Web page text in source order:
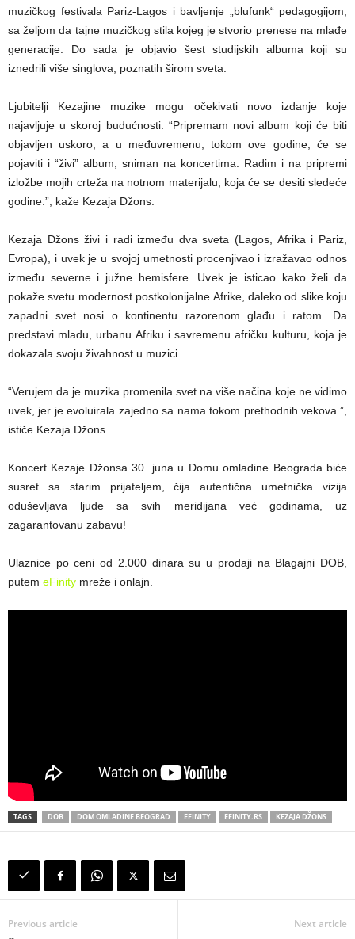
muzičkog festivala Pariz-Lagos i bavljenje „blufunk“ pedagogijom,
sa željom da tajne muzičkog stila kojeg je stvorio prenese na mlađe
generacije. Do sada je objavio šest studijskih albuma koji su
iznedrili više singlova, poznatih širom sveta.
Ljubitelji Kezajine muzike mogu očekivati novo izdanje koje
najavljuje u skoroj budućnosti: “Pripremam novi album koji će biti
objavljen uskoro, a u međuvremenu, tokom ove godine, će se
pojaviti i “živi” album, sniman na koncertima. Radim i na pripremi
izložbe mojih crteža na notnom materijalu, koja će se desiti sledeće
godine.”, kaže Kezaja Džons.
Kezaja Džons živi i radi između dva sveta (Lagos, Afrika i Pariz,
Evropa), i uvek je u svojoj umetnosti procenjivao i izražavao odnos
između severne i južne hemisfere. Uvek je isticao kako želi da
pokaže svetu modernost postkolonijalne Afrike, daleko od slike koju
zapadni svet nosi o kontinentu razorenom glađu i ratom. Da
predstavi mladu, urbanu Afriku i savremenu afričku kulturu, koja je
dokazala svoju živahnost u muzici.
“Verujem da je muzika promenila svet na više načina koje ne vidimo
uvek, jer je evoluirala zajedno sa nama tokom prethodnih vekova.”,
ističe Kezaja Džons.
Koncert Kezaje Džonsa 30. juna u Domu omladine Beograda biće
susret sa starim prijateljem, čija autentična umetnička vizija
oduševljava ljude sa svih meridijana već godinama, uz
zagarantovanu zabavu!
Ulaznice po ceni od 2.000 dinara su u prodaji na Blagajni DOB,
putem eFinity mreže i onlajn.
TAGS DOB DOM OMLADINE BEOGRAD EFINITY EFINITY.RS KEZAJA DŽONS
Previous article Next article